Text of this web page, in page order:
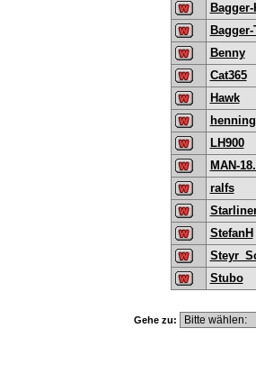
Benny
Cat365
Hawk
henning
LH900
MAN-
ralfs
StefanH
Stubo
Gehe zu: